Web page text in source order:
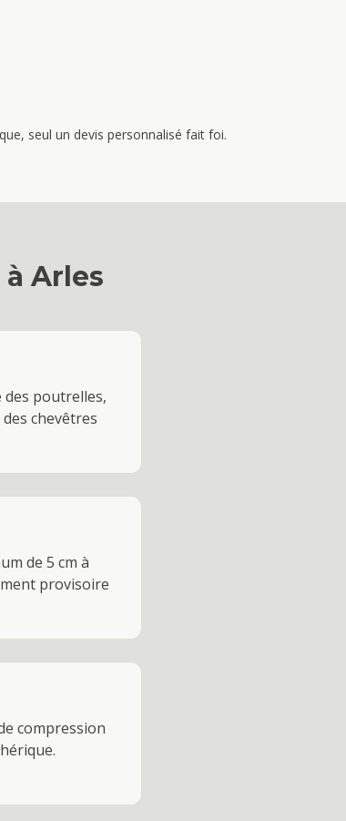
seul un devis personnalisé fait foi.
à Arles
poutrelles,
chevêtres
de 5 cm à
provisoire
compression